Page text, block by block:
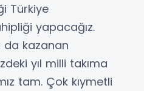
Türkiye
yapacağız.
da kazanan
yıl milli takıma
tam. Çok kıymetli